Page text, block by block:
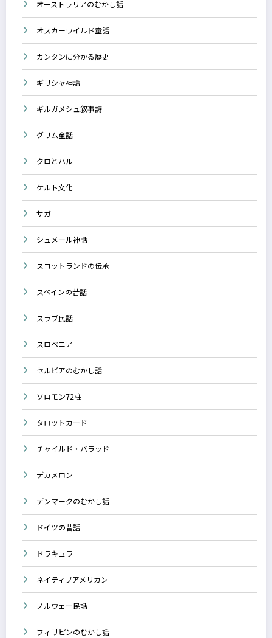
オーストラリアのむかし話
オスカーワイルド童話
カンタンに分かる歴史
ギリシャ神話
ギルガメシュ叙事詩
グリム童話
クロとハル
ケルト文化
サガ
シュメール神話
スコットランドの伝承
スペインの昔話
スラブ民話
スロベニア
セルビアのむかし話
ソロモン72柱
タロットカード
チャイルド・バラッド
デカメロン
デンマークのむかし話
ドイツの昔話
ドラキュラ
ネイティブアメリカン
ノルウェー民話
フィリピンのむかし話